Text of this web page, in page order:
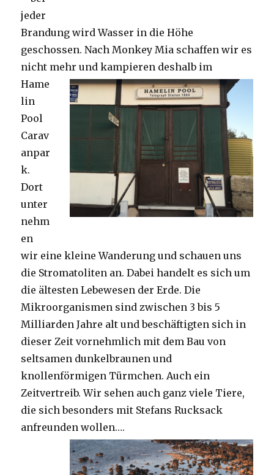
jeder
Brandung wird Wasser in die Höhe
geschossen. Nach Monkey Mia schaffen wir es
nicht mehr und kampieren deshalb im
Hame
lin
Pool
Carav
anpar
k.
Dort
unter
nehm
en
wir eine kleine Wanderung und schauen uns
die Stromatoliten an. Dabei handelt es sich um
die ältesten Lebewesen der Erde. Die
Mikroorganismen sind zwischen 3 bis 5
Milliarden Jahre alt und beschäftigten sich in
dieser Zeit vornehmlich mit dem Bau von
seltsamen dunkelbraunen und
knollenförmigen Türmchen. Auch ein
Zeitvertreib. Wir sehen auch ganz viele Tiere,
die sich besonders mit Stefans Rucksack
anfreunden wollen….